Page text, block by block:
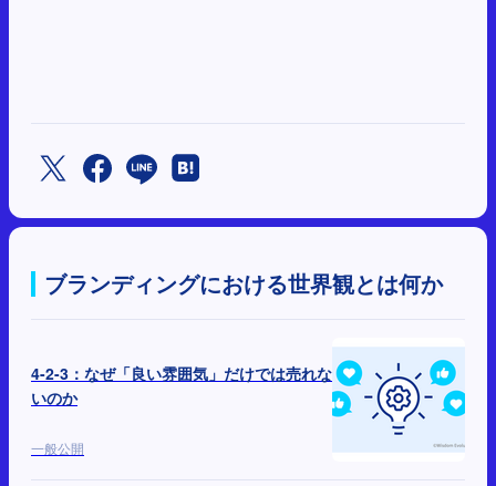
ブランディングにおける世界観とは何か
4-2-3：なぜ「良い雰囲気」だけでは売れな
いのか
一般公開